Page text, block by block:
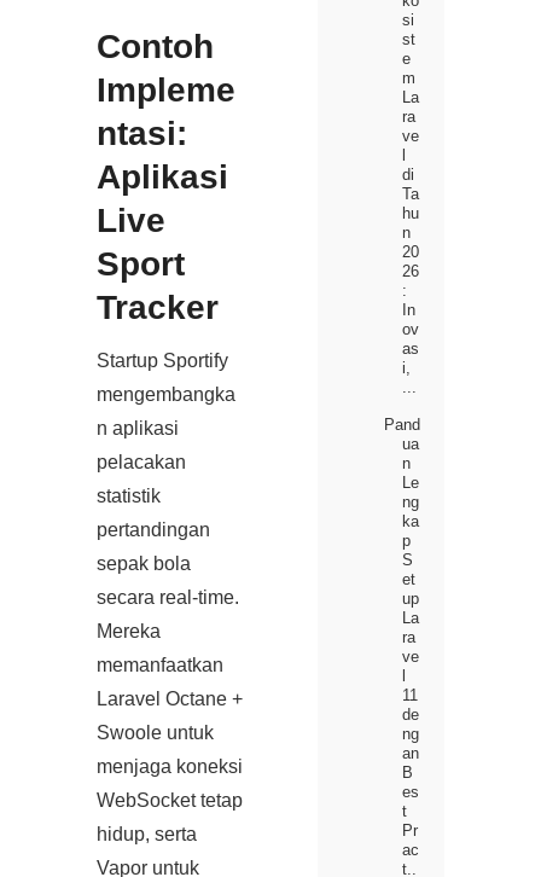
Contoh
Impleme
ntasi:
Aplikasi
Live
Sport
Tracker
Startup Sportify
mengembangka
n aplikasi
pelacakan
statistik
pertandingan
sepak bola
secara real‑time.
Mereka
memanfaatkan
Laravel Octane +
Swoole untuk
menjaga koneksi
WebSocket tetap
hidup, serta
Vapor untuk
si
st
e
m
La
ra
ve
di
Ta
hu
n
20
26
:
In
ov
as
i,
Pand
ua
n
Le
ng
ka
p
S
et
up
La
ra
ve
11
de
ng
an
B
es
t
Pr
ac
t..